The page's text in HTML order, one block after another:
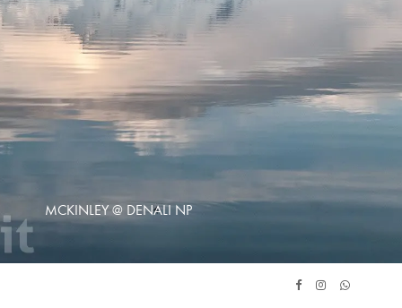
MCKINLEY @ DENALI NP